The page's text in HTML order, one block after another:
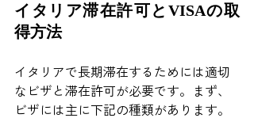
イタリア滞在許可とVISAの取
得方法
イタリアで長期滞在するためには適切
なビザと滞在許可が必要です。まず、
ビザには主に下記の種類があります。